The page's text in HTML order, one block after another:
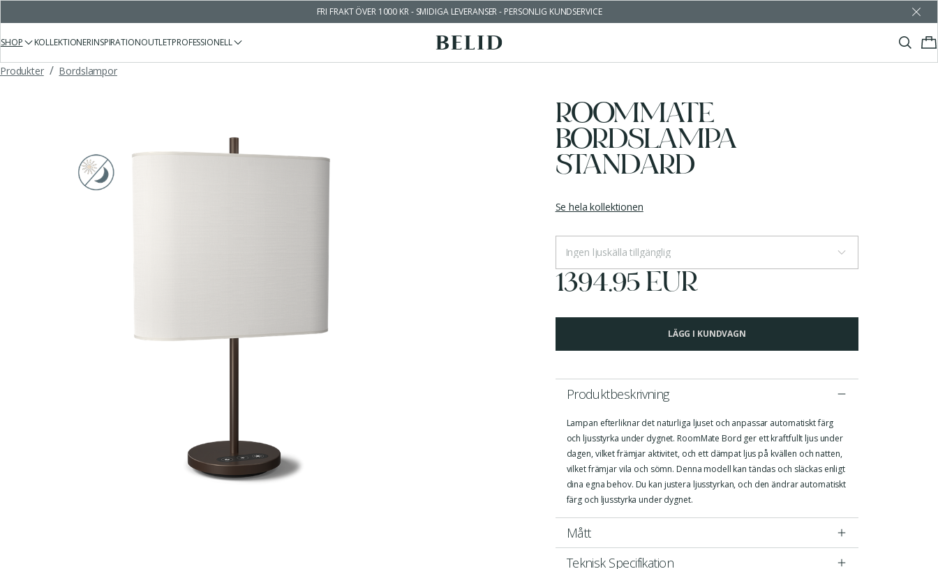
FRI FRAKT ÖVER 1000 KR - SMIDIGA LEVERANSER - PERSONLIG KUNDSERVICE
SHOP KOLLEKTIONERINSPIRATIONOUTLETPROFESSIONELL
Produkter / Bordslampor
ROOMMATE
BORDSLAMPA
STANDARD
Se hela kollektionen
Ingen ljuskälla tillgänglig
1394.95 EUR
LÄGG I KUNDVAGN
Produktbeskrivning
Lampan efterliknar det naturliga ljuset och anpassar automatiskt färg
och ljusstyrka under dygnet. RoomMate Bord ger ett kraftfullt ljus under
dagen, vilket främjar aktivitet, och ett dämpat ljus på kvällen och natten,
vilket främjar vila och sömn. Denna modell kan tändas och släckas enligt
dina egna behov. Du kan justera ljusstyrkan, och den ändrar automatiskt
färg och ljusstyrka under dygnet.
Mått
Teknisk Specifikation